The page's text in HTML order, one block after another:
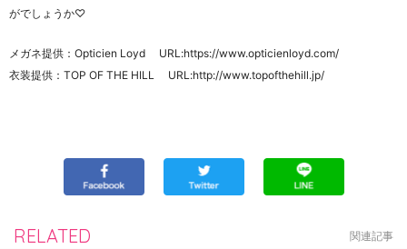
がでしょうか♡
メガネ提供：Opticien Loyd URL:https://www.opticienloyd.com/
衣装提供：TOP OF THE HILL URL:http://www.topofthehill.jp/
RELATED 関連記事